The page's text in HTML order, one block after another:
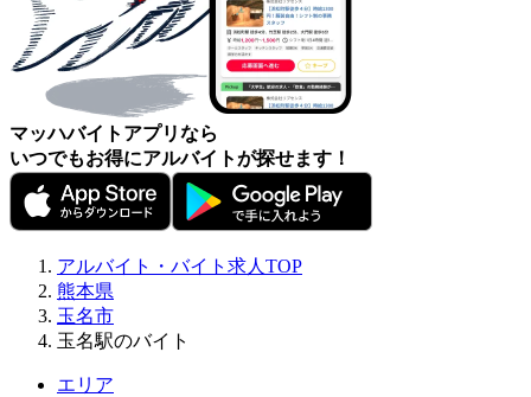
マッハバイトアプリなら
いつでもお得にアルバイトが探せます！
アルバイト・バイト求人TOP
熊本県
玉名市
玉名駅のバイト
エリア